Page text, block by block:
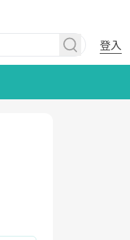
登入